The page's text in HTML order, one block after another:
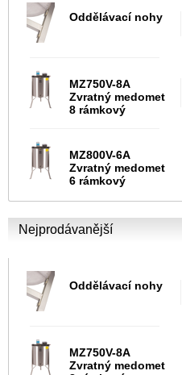
Oddělávací nohy
MZ750V-8A
Zvratný medomet
8 rámkový
MZ800V-6A
Zvratný medomet
6 rámkový
Nejprodávanější
Oddělávací nohy
MZ750V-8A
Zvratný medomet